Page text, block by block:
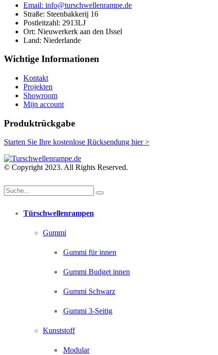
Email: info@turschwellenrampe.de
Straße: Steenbakkerij 16
Postleitzahl: 2913LJ
Ort: Nieuwerkerk aan den IJssel
Land: Niederlande
Wichtige Informationen
Kontakt
Projekten
Showroom
Mijn account
Produktrückgabe
Starten Sie Ihre kostenlose Rücksendung hier >
© Copyright 2023. All Rights Reserved.
Türschwellenrampen
Gummi
Gummi für innen
Gummi Budget innen
Gummi Schwarz
Gummi 3-Seitig
Kunststoff
Modular